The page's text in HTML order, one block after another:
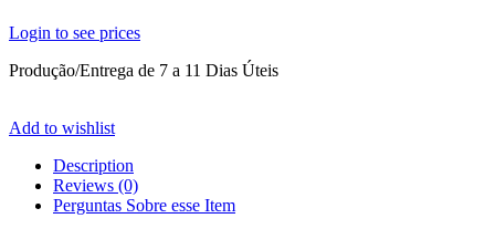
Login to see prices
Produção/Entrega de 7 a 11 Dias Úteis
Add to wishlist
Description
Reviews (0)
Perguntas Sobre esse Item